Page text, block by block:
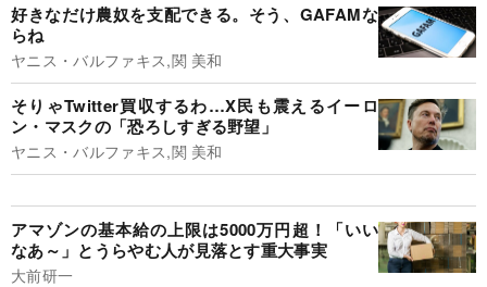
好きなだけ農奴を支配できる。そう、GAFAMな
らね
ヤニス・バルファキス,関 美和
そりゃTwitter買収するわ…X民も震えるイーロ
ン・マスクの「恐ろしすぎる野望」
ヤニス・バルファキス,関 美和
アマゾンの基本給の上限は5000万円超！「いい
なあ～」とうらやむ人が見落とす重大事実
大前研一